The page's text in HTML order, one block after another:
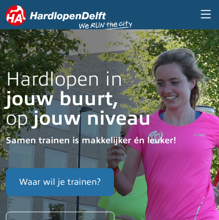
Overslaan en naar de inhoud gaan
Hardlopen in
jouw buurt,
opjouw niveau
Samen trainen is makkelijker én leuker!
Waar wil je trainen?